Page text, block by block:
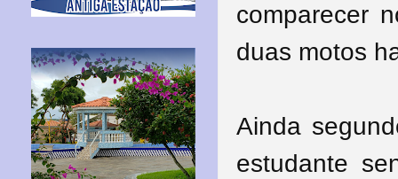
comparecer
duas motos
Ainda
estudante